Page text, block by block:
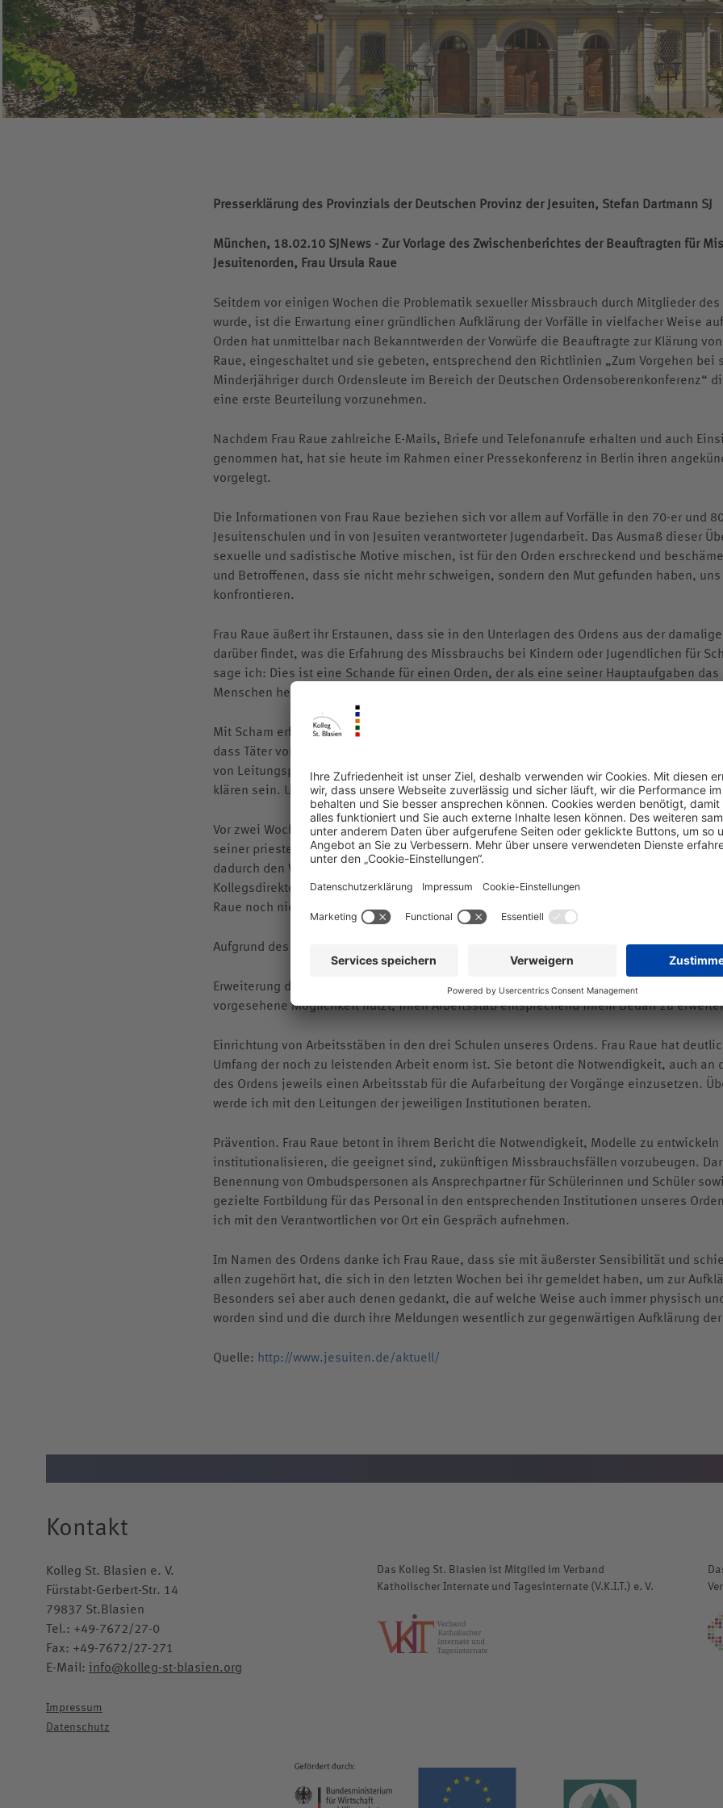
Schweizer Schüler
Internationalität
Standort
Voraussetzungen & Kosten
Klostergeschichten
Knabenchor „Stella Silvae“
Kollegskollektion
Presserklärung des Provinzials der Deutschen Provinz der Jesuiten, Stefan Dartmann SJ
München, 18.02.10 SJNews - Zur Vorlage des Zwischenberichtes der Beauftragten für
Jesuitenorden, Frau Ursula Raue
Seitdem vor einigen Wochen die Problematik sexueller Missbrauch durch Mitglieder
wurde, ist die Erwartung einer gründlichen Aufklärung der Vorfälle in vielfacher Weise
Orden hat unmittelbar nach Bekanntwerden der Vorwürfe die Beauftragte zur Klärung
Raue, eingeschaltet und sie gebeten, entsprechend den Richtlinien „Zum Vorgehen bei
Minderjähriger durch Ordensleute im Bereich der Deutschen Ordensoberenkonferenz“
eine erste Beurteilung vorzunehmen.
Nachdem Frau Raue zahlreiche E-Mails, Briefe und Telefonanrufe erhalten und auch
genommen hat, hat sie heute im Rahmen einer Pressekonferenz in Berlin ihren
vorgelegt.
Die Informationen von Frau Raue beziehen sich vor allem auf Vorfälle in den 70-er und
Jesuitenschulen und in von Jesuiten verantworteter Jugendarbeit. Das Ausmaß dieser
sexuelle und sadistische Motive mischen, ist für den Orden erschreckend und
und Betroffenen, dass sie nicht mehr schweigen, sondern den Mut gefunden haben,
konfrontieren.
Frau Raue äußert ihr Erstaunen, dass sie in den Unterlagen des Ordens aus der
darüber findet, was die Erfahrung des Missbrauchs bei Kindern oder Jugendlichen für
sage ich: Dies ist eine Schande für einen Orden, der als eine seiner Hauptaufgaben
Menschen helfen] auf seine Fahnen geschrieben hat.
Mit Scham erfüllt mich auch die im Bericht klar benannte, wenn auch noch ungenügend
dass Täter von einer Station der Jugendarbeit in die andere geschickt wurden. Was hier
von Leitungspersonen im Einzelfall war, und was hier strukturell falsch lief, wird in
klären sein. Unsere Akten stehen Frau Raue weiterhin zur Verfügung.
Vor zwei Wochen habe ich einen geständigen Täter, der heute noch im Orden ist, von
seiner priesterlichen Funktionen suspendiert. Ich habe den Rücktritt des Kollegsleiters
dadurch den Weg zu einer lückenlosen Aufklärung der Vorfälle freimachen will und
Kollegsdirektor ernannt. Weitere personelle Konsequenzen sehe ich auf Grund des
Raue noch nicht für notwendig an.
Aufgrund des Zwischenberichtes kann ich folgendes als erste Konsequenzen für den
Erweiterung des Arbeitsstabes von Frau Raue. Ich habe mit Frau Raue vereinbart, dass
vorgesehene Möglichkeit nutzt, ihren Arbeitsstab entsprechend ihrem Bedarf zu
Einrichtung von Arbeitsstäben in den drei Schulen unseres Ordens. Frau Raue hat
Umfang der noch zu leistenden Arbeit enorm ist. Sie betont die Notwendigkeit, auch an
des Ordens jeweils einen Arbeitsstab für die Aufarbeitung der Vorgänge einzusetzen.
werde ich mit den Leitungen der jeweiligen Institutionen beraten.
Prävention. Frau Raue betont in ihrem Bericht die Notwendigkeit, Modelle zu entwickeln
institutionalisieren, die geeignet sind, zukünftigen Missbrauchsfällen vorzubeugen.
Benennung von Ombudspersonen als Ansprechpartner für Schülerinnen und Schüler
gezielte Fortbildung für das Personal in den entsprechenden Institutionen unseres
ich mit den Verantwortlichen vor Ort ein Gespräch aufnehmen.
Im Namen des Ordens danke ich Frau Raue, dass sie mit äußerster Sensibilität und
allen zugehört hat, die sich in den letzten Wochen bei ihr gemeldet haben, um zur
Besonders sei aber auch denen gedankt, die auf welche Weise auch immer physisch
worden sind und die durch ihre Meldungen wesentlich zur gegenwärtigen Aufklärung
Quelle: http://www.jesuiten.de/aktuell/
Kontakt
Kolleg St. Blasien e. V.
Fürstabt-Gerbert-Str. 14
79837 St.Blasien
Tel.: +49-7672/27-0
Fax: +49-7672/27-271
E-Mail: info@kolleg-st-blasien.org
Das Kolleg St. Blasien ist Mitglied im Verband
Katholischer Internate und Tagesinternate (V.K.I.T.) e. V.
Impressum
Datenschutz
www.bmwk.de